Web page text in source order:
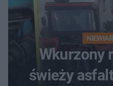
Wkurzony
świeży